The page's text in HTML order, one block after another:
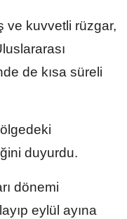
ve kuvvetli rüzgar,
de kısa süreli
duyurdu.
dönemi
eylül ayına